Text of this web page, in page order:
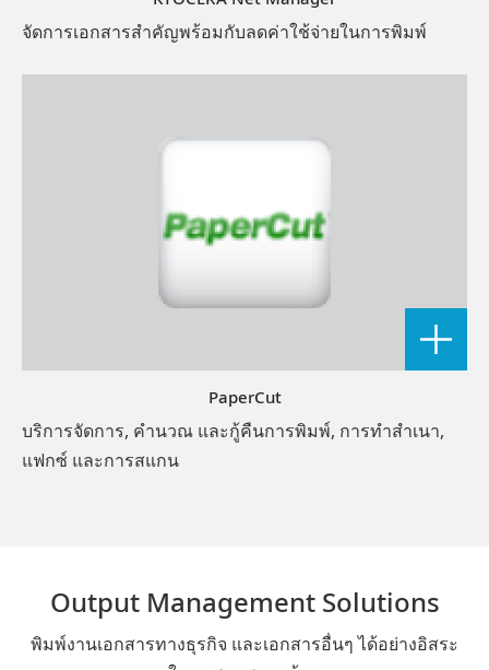
จัดการเอกสารสำคัญพร้อมกับลดค่าใช้จ่ายในการพิมพ์
PaperCut
บริการจัดการ, คำนวณ และกู้คืนการพิมพ์, การทำสำเนา,
แฟกซ์ และการสแกน
Output Management Solutions
พิมพ์งานเอกสารทางธุรกิจ และเอกสารอื่นๆ ได้อย่างอิสระ